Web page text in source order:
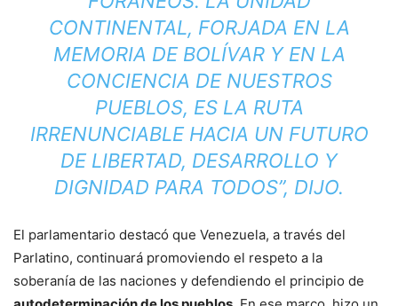
CONTINENTAL, FORJADA EN LA
MEMORIA DE BOLÍVAR Y EN LA
CONCIENCIA DE NUESTROS
PUEBLOS, ES LA RUTA
IRRENUNCIABLE HACIA UN FUTURO
DE LIBERTAD, DESARROLLO Y
DIGNIDAD PARA TODOS”, DIJO.
El parlamentario destacó que Venezuela, a través del
Parlatino, continuará promoviendo el respeto a la
soberanía de las naciones y defendiendo el principio de